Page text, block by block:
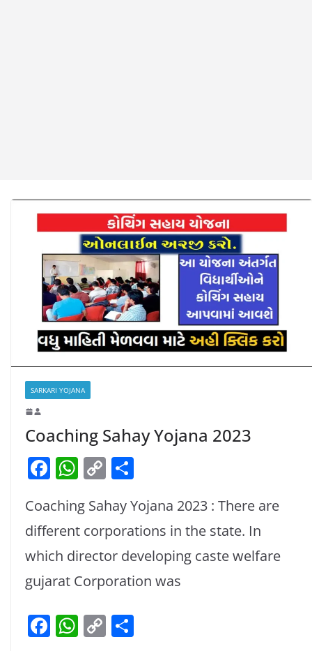
SARKARI YOJANA
Coaching Sahay Yojana 2023
F
c
e
b
o
k
W
at
s
A
p
C
p
y
Li
n
ar
e
Coaching Sahay Yojana 2023 : There are
different corporations in the state. In
which director developing caste welfare
gujarat Corporation was
F W C